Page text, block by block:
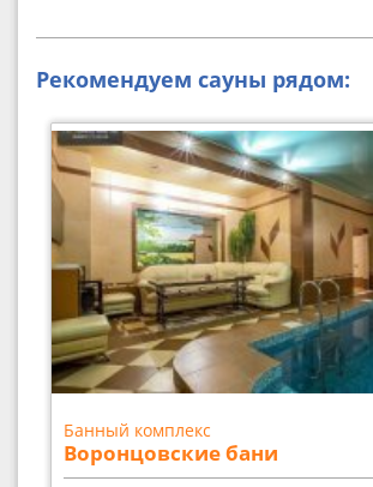
Рекомендуем сауны рядом:
Банный комплекс
Воронцовские бани